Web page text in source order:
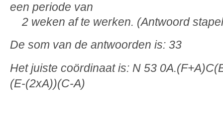
een periode van
2 weken af te werken. (Antwoord
De som van de antwoorden is: 33
Het juiste coördinaat is: N 53
(E-(2xA))(C-A)